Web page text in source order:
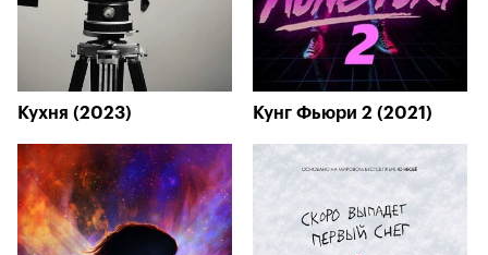
Кухня (2023) Кунг Фьюри 2 (2021)